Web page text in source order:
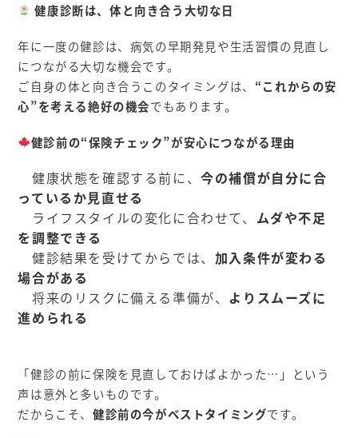
健康診断は、体と向き合う大切な日
年に一度の健診は、病気の早期発見や生活習慣の見直し
につながる大切な機会です。
ご自身の体と向き合うこのタイミングは、 “これからの安
心”を考える絶好の機会でもあります。
健診前の“保険チェック”が安心につながる理由
健康状態を確認する前に、今の補償が自分に合
っているか見直せる
ライフスタイルの変化に合わせて、 ムダや不足
を調整できる
健診結果を受けてからでは、 加入条件が変わる
場合がある
将来のリスクに備える準備が、 よりスムーズに
進められる
「健診の前に保険を見直しておけばよかった…」という
声は意外と多いものです。
だからこそ、健診前の今がベストタイミングです。